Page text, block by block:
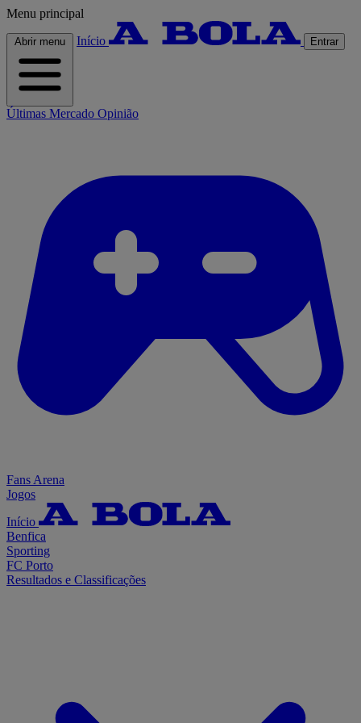
Menu principal
Abrir menu Início Entrar
Últimas Mercado Opinião
Fans Arena
Jogos
Início
Benfica
Sporting
FC Porto
Resultados e Classificações